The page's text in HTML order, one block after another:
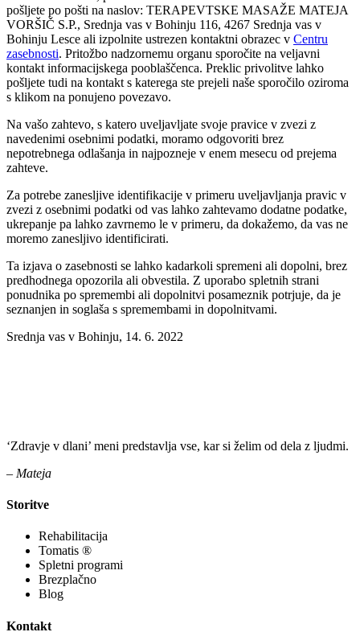
pošljete po pošti na naslov: TERAPEVTSKE MASAŽE MATEJA
VORŠIČ S.P., Srednja vas v Bohinju 116, 4267 Srednja vas v
Bohinju Lesce ali izpolnite ustrezen kontaktni obrazec v Centru
zasebnosti. Pritožbo nadzornemu organu sporočite na veljavni
kontakt informacijskega pooblaščenca. Preklic privolitve lahko
pošljete tudi na kontakt s katerega ste prejeli naše sporočilo oziroma
s klikom na ponujeno povezavo.
Na vašo zahtevo, s katero uveljavljate svoje pravice v zvezi z
navedenimi osebnimi podatki, moramo odgovoriti brez
nepotrebnega odlašanja in najpozneje v enem mesecu od prejema
zahteve.
Za potrebe zanesljive identifikacije v primeru uveljavljanja pravic v
zvezi z osebnimi podatki od vas lahko zahtevamo dodatne podatke,
ukrepanje pa lahko zavrnemo le v primeru, da dokažemo, da vas ne
moremo zanesljivo identificirati.
Ta izjava o zasebnosti se lahko kadarkoli spremeni ali dopolni, brez
predhodnega opozorila ali obvestila. Z uporabo spletnih strani
ponudnika po spremembi ali dopolnitvi posameznik potrjuje, da je
seznanjen in soglaša s spremembami in dopolnitvami.
Srednja vas v Bohinju, 14. 6. 2022
‘Zdravje v dlani’ meni predstavlja vse, kar si želim od dela z ljudmi.
– Mateja
Storitve
Rehabilitacija
Tomatis ®
Spletni programi
Brezplačno
Blog
Kontakt